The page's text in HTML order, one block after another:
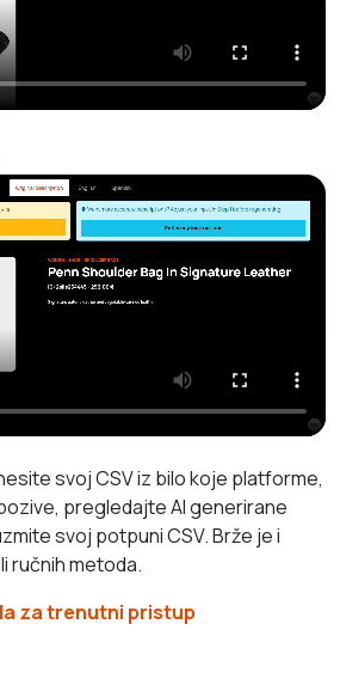
svoj CSV iz bilo koje platforme,
pregledajte AI generirane
svoj potpuni CSV. Brže je i
ručnih metoda.
za trenutni pristup